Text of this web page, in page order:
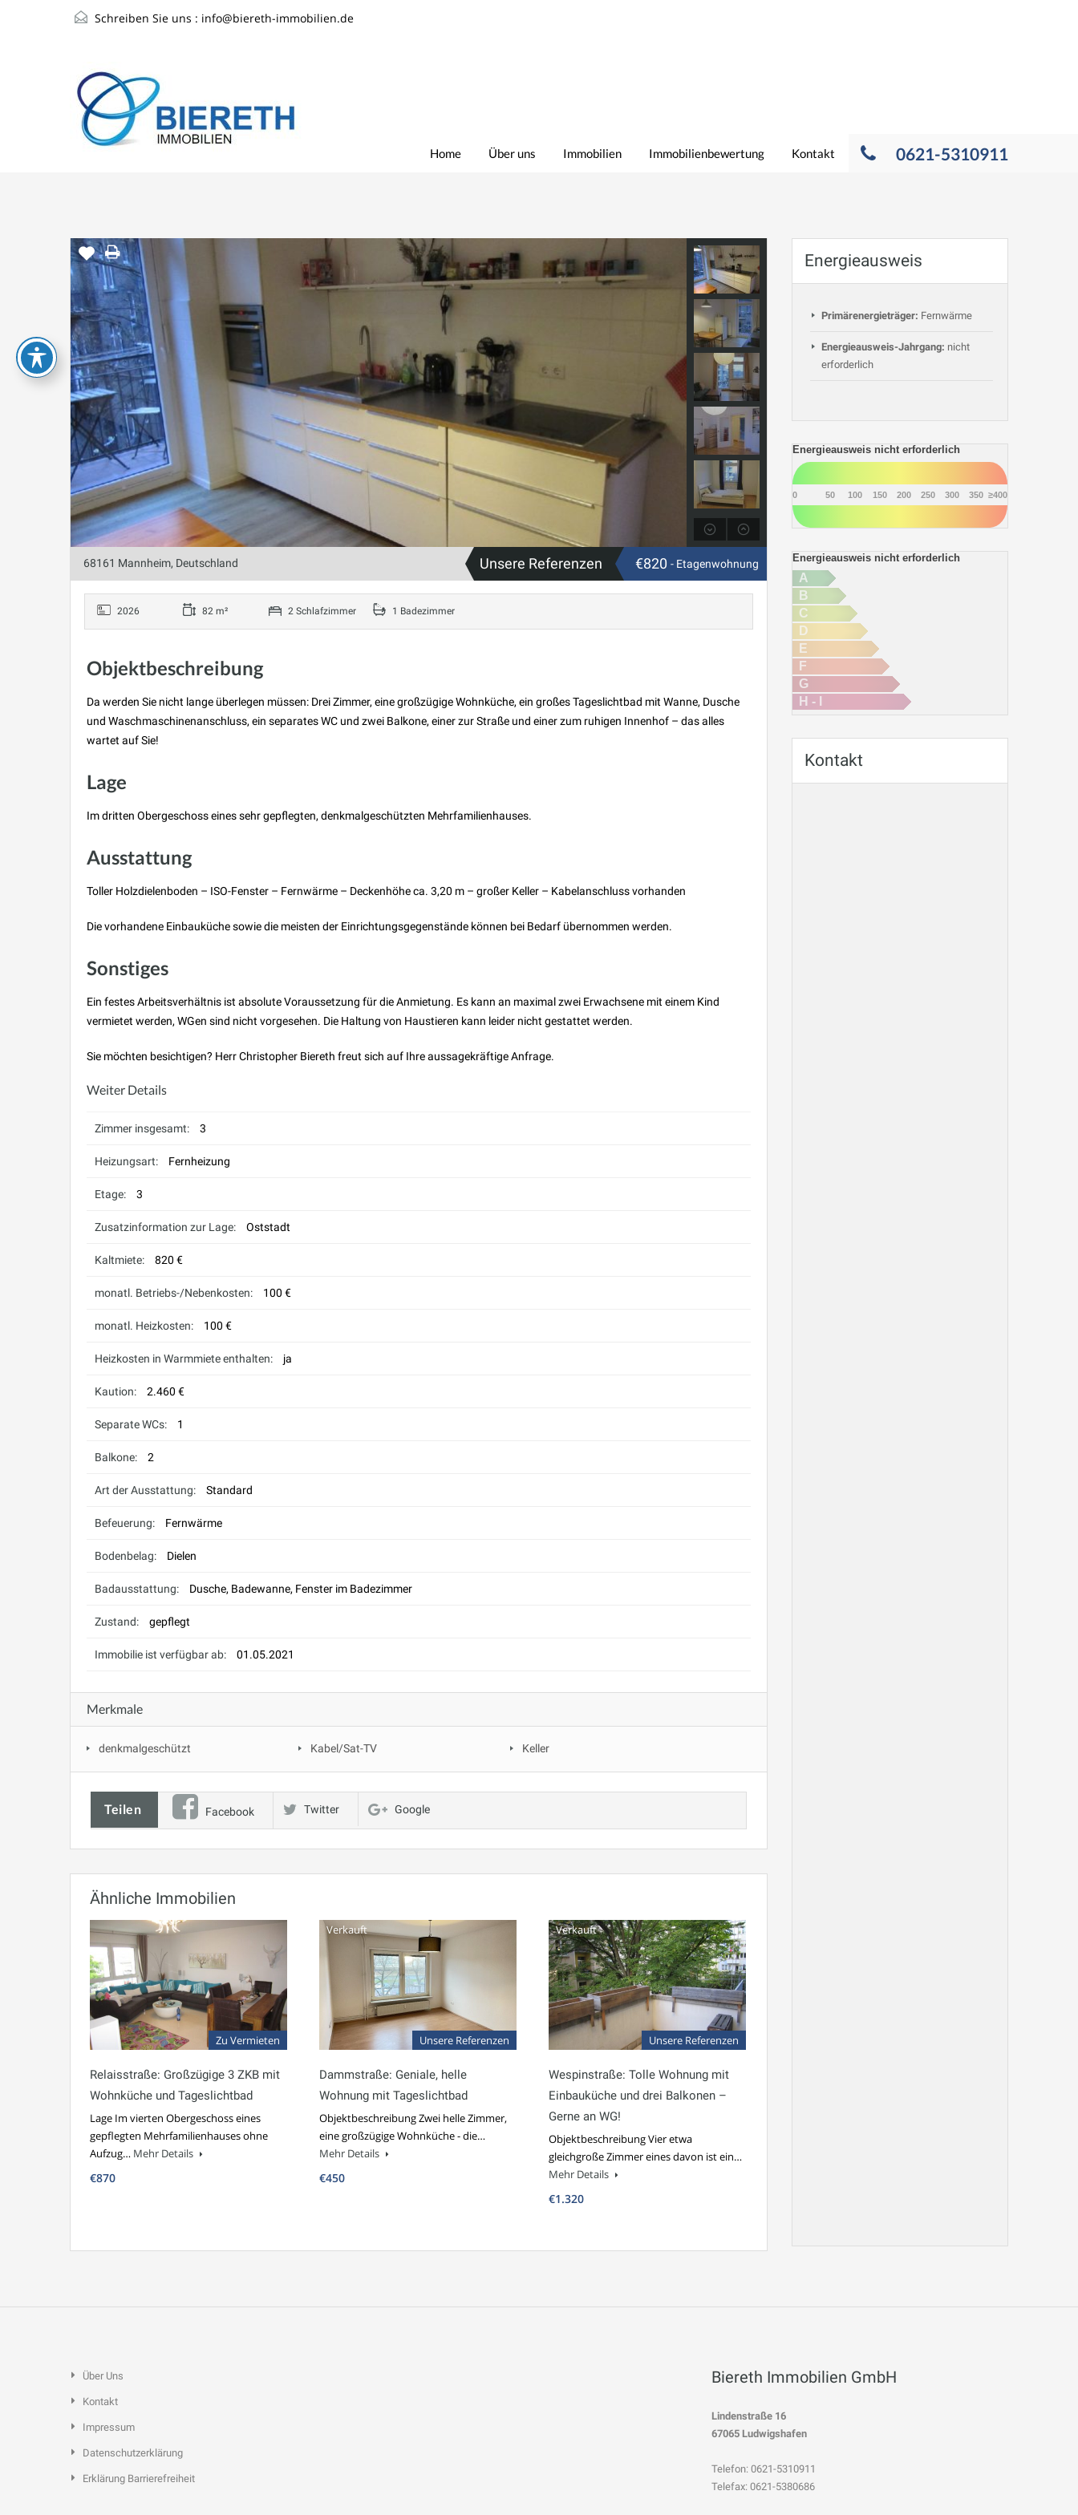
Schreiben Sie uns : info@biereth-immobilien.de
0621-5310911
Home Über uns Immobilien Immobilienbewertung Kontakt
68161 Mannheim, Deutschland Unsere Referenzen €820 - Etagenwohnung
2026 82 m² 2 Schlafzimmer 1 Badezimmer
Objektbeschreibung
Da werden Sie nicht lange überlegen müssen: Drei Zimmer, eine großzügige Wohnküche, ein großes Tageslichtbad mit Wanne, Dusche
und Waschmaschinenanschluss, ein separates WC und zwei Balkone, einer zur Straße und einer zum ruhigen Innenhof – das alles
wartet auf Sie!
Lage
Im dritten Obergeschoss eines sehr gepflegten, denkmalgeschützten Mehrfamilienhauses.
Ausstattung
Toller Holzdielenboden – ISO-Fenster – Fernwärme – Deckenhöhe ca. 3,20 m – großer Keller – Kabelanschluss vorhanden
Die vorhandene Einbauküche sowie die meisten der Einrichtungsgegenstände können bei Bedarf übernommen werden.
Sonstiges
Ein festes Arbeitsverhältnis ist absolute Voraussetzung für die Anmietung. Es kann an maximal zwei Erwachsene mit einem Kind
vermietet werden, WGen sind nicht vorgesehen. Die Haltung von Haustieren kann leider nicht gestattet werden.
Sie möchten besichtigen? Herr Christopher Biereth freut sich auf Ihre aussagekräftige Anfrage.
Weiter Details
Zimmer insgesamt: 3
Heizungsart: Fernheizung
Etage: 3
Zusatzinformation zur Lage: Oststadt
Kaltmiete: 820 €
monatl. Betriebs-/Nebenkosten: 100 €
monatl. Heizkosten: 100 €
Heizkosten in Warmmiete enthalten: ja
Kaution: 2.460 €
Separate WCs: 1
Balkone: 2
Art der Ausstattung: Standard
Befeuerung: Fernwärme
Bodenbelag: Dielen
Badausstattung: Dusche, Badewanne, Fenster im Badezimmer
Zustand: gepflegt
Immobilie ist verfügbar ab: 01.05.2021
Merkmale
denkmalgeschützt Kabel/Sat-TV Keller
Teilen Facebook Twitter Google
Ähnliche Immobilien
Zu Vermieten
Relaisstraße: Großzügige 3 ZKB mit
Wohnküche und Tageslichtbad
Lage Im vierten Obergeschoss eines
gepflegten Mehrfamilienhauses ohne
Aufzug… Mehr Details
€870
Verkauft
Unsere Referenzen
Dammstraße: Geniale, helle
Wohnung mit Tageslichtbad
Objektbeschreibung Zwei helle Zimmer,
eine großzügige Wohnküche - die…
Mehr Details
€450
Verkauft
Unsere Referenzen
Wespinstraße: Tolle Wohnung mit
Einbauküche und drei Balkonen –
Gerne an WG!
Objektbeschreibung Vier etwa
gleichgroße Zimmer eines davon ist ein…
Mehr Details
€1.320
Energieausweis
Primärenergieträger: Fernwärme
Energieausweis-Jahrgang: nicht
erforderlich
Energieausweis nicht erforderlich
0 50 100 150 200 250 300 350 ≥400
Energieausweis nicht erforderlich
A
B
C
D
E
F
G
H - I
Kontakt
Über Uns
Kontakt
Impressum
Datenschutzerklärung
Erklärung Barrierefreiheit
Biereth Immobilien GmbH
Lindenstraße 16
67065 Ludwigshafen
Telefon: 0621-5310911
Telefax: 0621-5380686